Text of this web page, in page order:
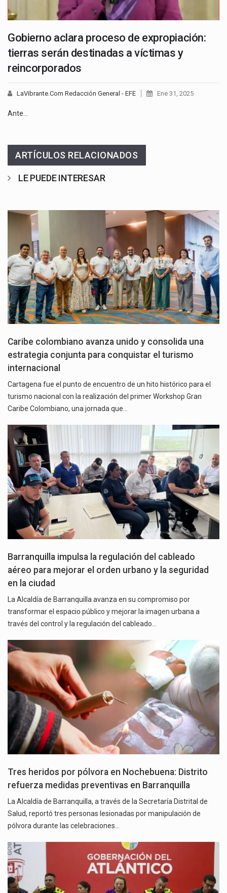
Gobierno aclara proceso de expropiación:
tierras serán destinadas a víctimas y
reincorporados
LaVibrante.Com Redacción General - EFE Ene 31, 2025
Ante…
ARTÍCULOS RELACIONADOS
LE PUEDE INTERESAR
Caribe colombiano avanza unido y consolida una
estrategia conjunta para conquistar el turismo
internacional
Cartagena fue el punto de encuentro de un hito histórico para el
turismo nacional con la realización del primer Workshop Gran
Caribe Colombiano, una jornada que…
Barranquilla impulsa la regulación del cableado
aéreo para mejorar el orden urbano y la seguridad
en la ciudad
La Alcaldía de Barranquilla avanza en su compromiso por
transformar el espacio público y mejorar la imagen urbana a
través del control y la regulación del cableado…
Tres heridos por pólvora en Nochebuena: Distrito
refuerza medidas preventivas en Barranquilla
La Alcaldía de Barranquilla, a través de la Secretaría Distrital de
Salud, reportó tres personas lesionadas por manipulación de
pólvora durante las celebraciones…